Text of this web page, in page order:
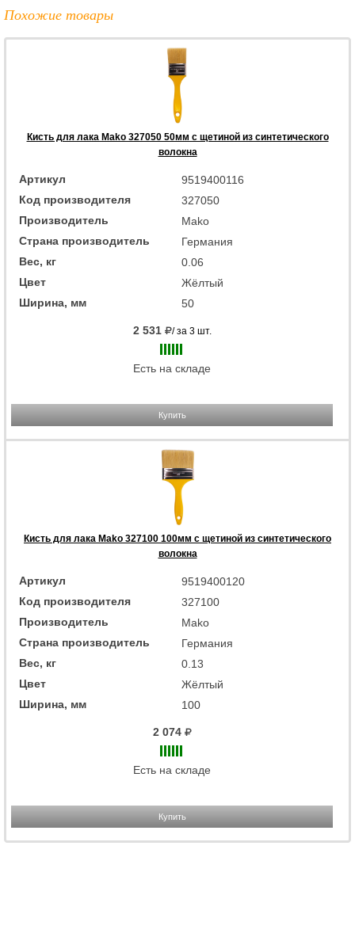
Похожие товары
Кисть для лака Mako 327050 50мм с щетиной из синтетического
волокна
Артикул
9519400116
Код производителя
327050
Производитель
Mako
Страна производитель
Германия
Вес, кг
0.06
Цвет
Жёлтый
Ширина, мм
50
2 531 / за 3 шт.
Есть на складе
Купить
Кисть для лака Mako 327100 100мм с щетиной из синтетического
волокна
Артикул
9519400120
Код производителя
327100
Производитель
Mako
Страна производитель
Германия
Вес, кг
0.13
Цвет
Жёлтый
Ширина, мм
100
2 074
Есть на складе
Купить